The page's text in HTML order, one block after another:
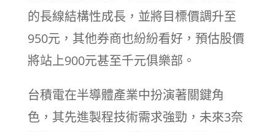
的長線結構性成長，並將目標價調升至
950元，其他券商也紛紛看好，預估股價
將站上900元甚至千元俱樂部。
台積電在半導體產業中扮演著關鍵角
色，其先進製程技術需求強勁，未來3奈